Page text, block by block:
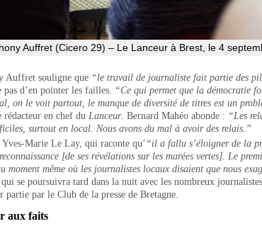
Auffret (Cicero 29) – Le Lanceur à Brest, le 4
Auffret souligne que “le travail de journaliste fait partie des
pas d’en pointer les failles. “Ce qui permet que la démocratie
on le voit partout, le manque de diversité de titres est un
rédacteur en chef du Lanceur. Bernard Mahéo abonde : “Les
surtout en local. Nous avons du mal à avoir des relais.”
Marie Le Lay, qui raconte qu’ “il a fallu s’éloigner de la
[de ses révélations sur les marées vertes]. Le
moment même où les journalistes locaux disaient que nous
se poursuivra tard dans la nuit avec les nombreux
partie par le Club de la presse de Bretagne.
aux faits